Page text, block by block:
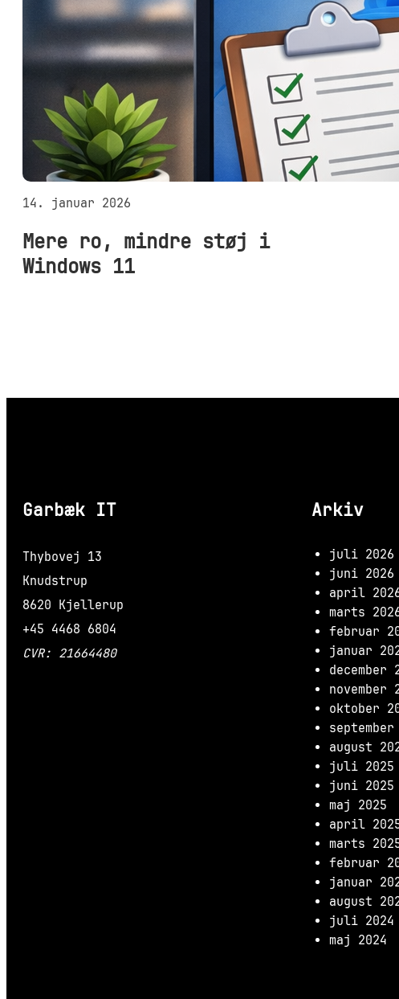
14. januar 2026
Mere ro, mindre støj i
Windows 11
Garbæk IT
Thybovej 13
Knudstrup
8620 Kjellerup
+45 4468 6804
CVR: 21664480
Arkiv
juli 2026
juni 2026
april
marts
februar
januar
december
november
oktober
september
august
juli 2025
juni 2025
maj 2025
april
marts
februar
januar
august
juli 2024
maj 2024